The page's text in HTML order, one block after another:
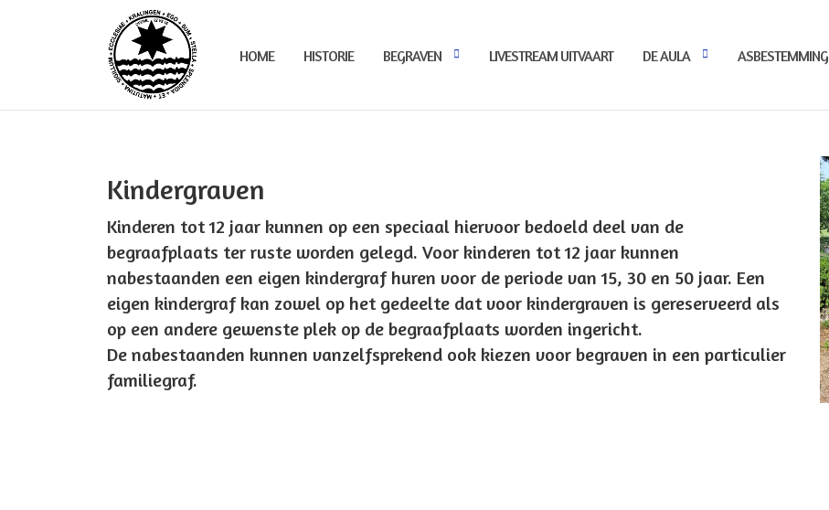
HOME HISTORIE BEGRAVEN LIVESTREAM UITVAART DE AULA ASBESTEMMING
Kindergraven
Kinderen tot 12 jaar kunnen op een speciaal hiervoor bedoeld deel van de
begraafplaats ter ruste worden gelegd. Voor kinderen tot 12 jaar kunnen
nabestaanden een eigen kindergraf huren voor de periode van 15, 30 en 50 jaar. Een
eigen kindergraf kan zowel op het gedeelte dat voor kindergraven is gereserveerd als
op een andere gewenste plek op de begraafplaats worden ingericht.
De nabestaanden kunnen vanzelfsprekend ook kiezen voor begraven in een particulier
familiegraf.